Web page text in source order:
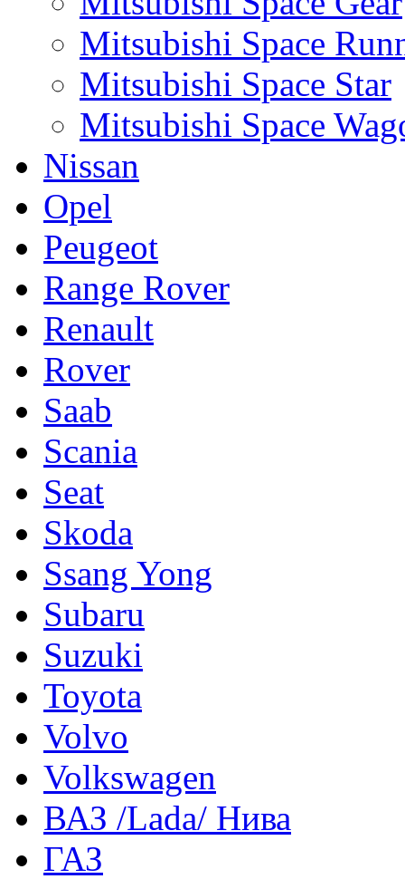
Mitsubishi Space
Mitsubishi Space Star
Mitsubishi Space
Nissan
Opel
Peugeot
Range Rover
Renault
Rover
Saab
Scania
Seat
Skoda
Ssang Yong
Subaru
Suzuki
Toyota
Volvo
Volkswagen
ВАЗ /Lada/ Нива
ГАЗ